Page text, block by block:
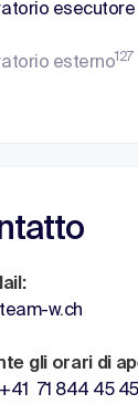
esecutore
esterno127
w.ch
gli orari di
+41 71 844 45 45